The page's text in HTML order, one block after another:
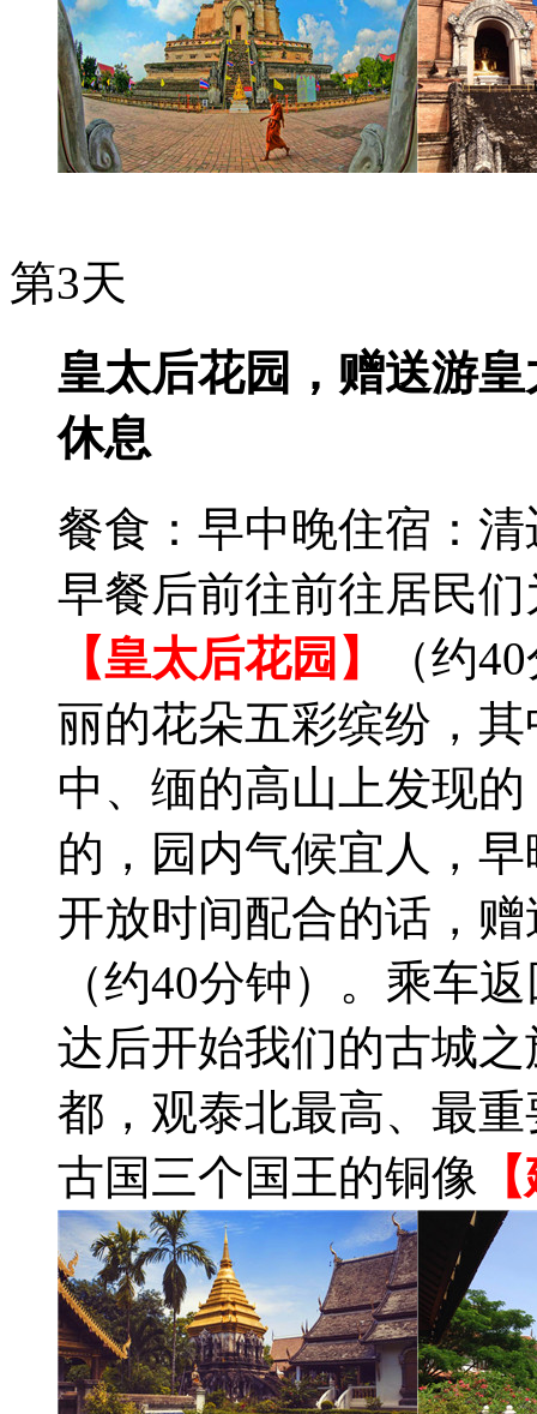
第3天
皇太后花园，赠送游
休息
餐食：早中晚住宿：
早餐后前往前往居民
【皇太后花园】
（约
丽的花朵五彩缤纷，
中、缅的高山上发现
的，园内气候宜人，
开放时间配合的话，
（约40分钟）。乘车
达后开始我们的古城
都，观泰北最高、最
古国三个国王的铜像